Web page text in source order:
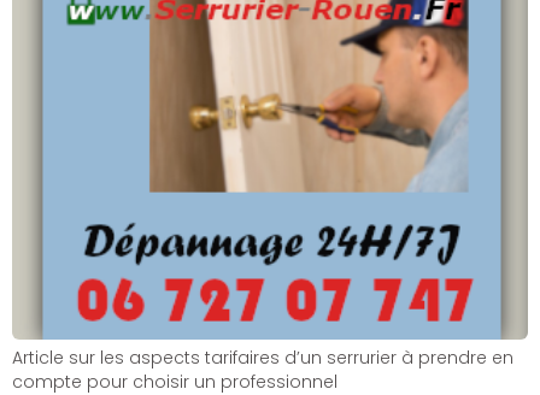
Article sur les aspects tarifaires d’un serrurier à prendre en
compte pour choisir un professionnel